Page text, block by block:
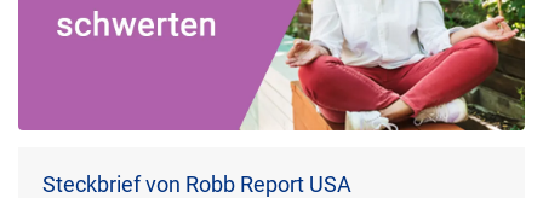
Steckbrief von Robb Report USA